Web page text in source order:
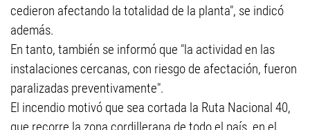
cedieron afectando la totalidad de la planta", se indicó
además.
En tanto, también se informó que "la actividad en las
instalaciones cercanas, con riesgo de afectación, fueron
paralizadas preventivamente".
El incendio motivó que sea cortada la Ruta Nacional 40,